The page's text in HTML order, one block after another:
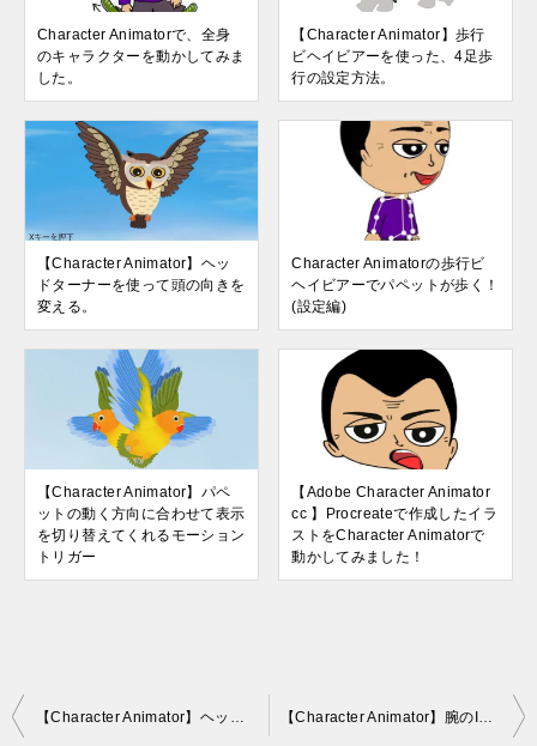
Character Animatorで、全身
のキャラクターを動かしてみま
した。
【Character Animator】歩行
ビヘイビアーを使った、4足歩
行の設定方法。
【Character Animator】ヘッ
ドターナーを使って頭の向きを
変える。
Character Animatorの歩行ビ
ヘイビアーでパペットが歩く！
(設定編)
【Character Animator】パペ
ットの動く方向に合わせて表示
を切り替えてくれるモーション
トリガー
【Adobe Character Animator
cc 】Procreateで作成したイラ
ストをCharacter Animatorで
動かしてみました！
投
【Character Animator】ヘッドターナーを使って頭の向きを変える。 【Character Animator】腕のIKを使って動きを制限！ドラッガーツールには有効なビヘイビアーです。